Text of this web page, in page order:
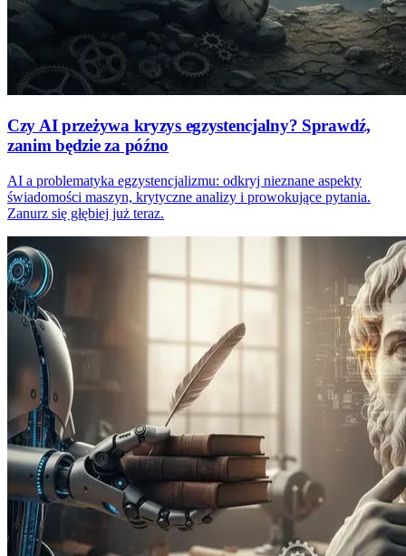
Czy AI przeżywa kryzys egzystencjalny? Sprawdź,
zanim będzie za późno
AI a problematyka egzystencjalizmu: odkryj nieznane aspekty
świadomości maszyn, krytyczne analizy i prowokujące pytania.
Zanurz się głębiej już teraz.